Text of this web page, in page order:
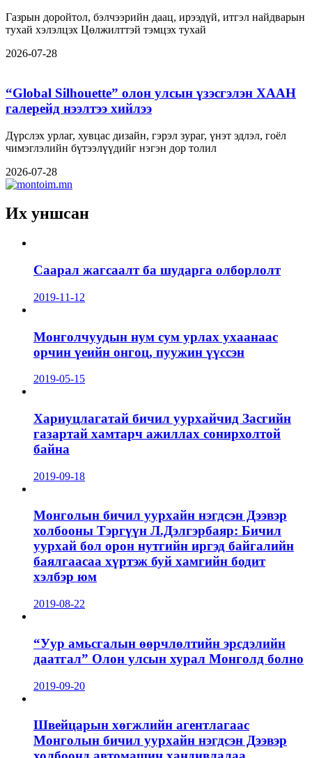
Газрын доройтол, бэлчээрийн даац, ирээдүй, итгэл найдварын
тухай хэлэлцэх Цөлжилттэй тэмцэх тухай
2026-07-28
“Global Silhouette” олон улсын үзэсгэлэн ХААН
галерейд нээлтээ хийлээ
Дүрслэх урлаг, хувцас дизайн, гэрэл зураг, үнэт эдлэл, гоёл
чимэглэлийн бүтээлүүдийг нэгэн дор толил
2026-07-28
Их уншсан
Саарал жагсаалт ба шударга олборлолт
2019-11-12
Монголчуудын нум сум урлах ухаанаас
орчин үеийн онгоц, пуужин үүссэн
2019-05-15
Хариуцлагатай бичил уурхайчид Засгийн
газартай хамтарч ажиллах сонирхолтой
байна
2019-09-18
Монголын бичил уурхайн нэгдсэн Дээвэр
холбооны Тэргүүн Л.Дэлгэрбаяр: Бичил
уурхай бол орон нутгийн иргэд байгалийн
баялгаасаа хүртэж буй хамгийн бодит
хэлбэр юм
2019-08-22
“Уур амьсгалын өөрчлөлтийн эрсдэлийн
даатгал” Олон улсын хурал Монголд болно
2019-09-20
Швейцарын хөгжлийн агентлагаас
Монголын бичил уурхайн нэгдсэн Дээвэр